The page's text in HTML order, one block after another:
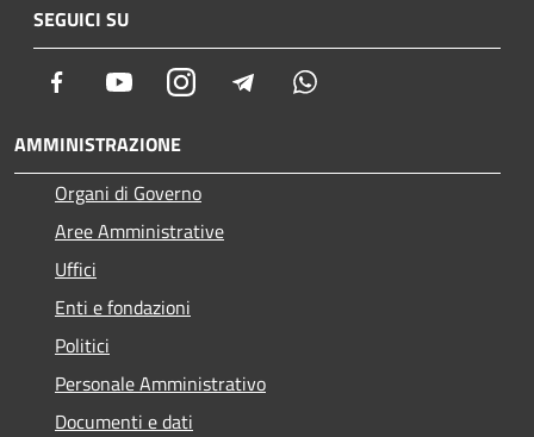
SEGUICI SU
Facebook YoutubeInstagram Telegram
AMMINISTRAZIONE
Organi di Governo
Aree Amministrative
Uffici
Enti e fondazioni
Politici
Personale Amministrativo
Documenti e dati